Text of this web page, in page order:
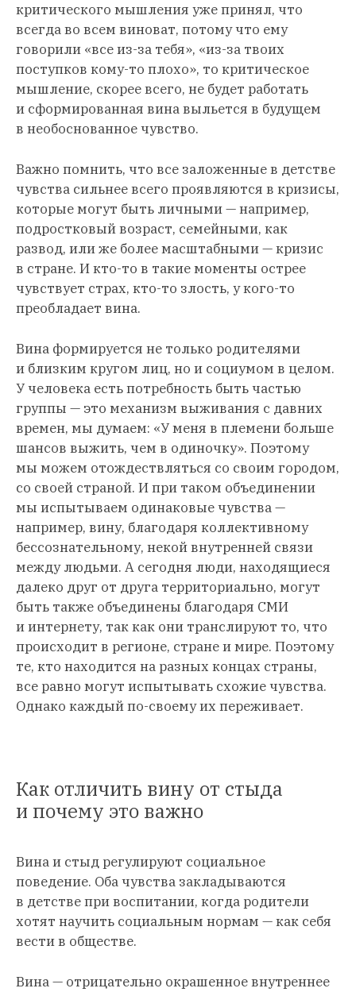
критического мышления уже принял, что
всегда во всем виноват, потому что ему
говорили «все из-за тебя», «из-за твоих
поступков кому-то плохо», то критическое
мышление, скорее всего, не будет работать
и сформированная вина выльется в будущем
в необоснованное чувство.
Важно помнить, что все заложенные в детстве
чувства сильнее всего проявляются в кризисы,
которые могут быть личными — например,
подростковый возраст, семейными, как
развод, или же более масштабными — кризис
в стране. И кто-то в такие моменты острее
чувствует страх, кто-то злость, у кого-то
преобладает вина.
Вина формируется не только родителями
и близким кругом лиц, но и социумом в целом.
У человека есть потребность быть частью
группы — это механизм выживания с давних
времен, мы думаем: «У меня в племени больше
шансов выжить, чем в одиночку». Поэтому
мы можем отождествляться со своим городом,
со своей страной. И при таком объединении
мы испытываем одинаковые чувства —
например, вину, благодаря коллективному
бессознательному, некой внутренней связи
между людьми. А сегодня люди, находящиеся
далеко друг от друга территориально, могут
быть также объединены благодаря СМИ
и интернету, так как они транслируют то, что
происходит в регионе, стране и мире. Поэтому
те, кто находится на разных концах страны,
все равно могут испытывать схожие чувства.
Однако каждый по-своему их переживает.
Как отличить вину от стыда
и почему это важно
Вина и стыд регулируют социальное
поведение. Оба чувства закладываются
в детстве при воспитании, когда родители
хотят научить социальным нормам — как себя
вести в обществе.
Вина — отрицательно окрашенное внутреннее